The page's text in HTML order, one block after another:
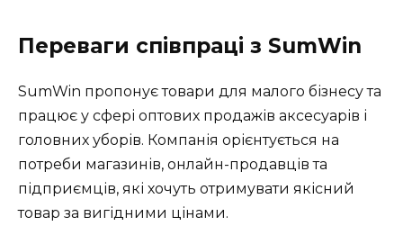
Переваги співпраці з SumWin
SumWin пропонує товари для малого бізнесу та
працює у сфері оптових продажів аксесуарів і
головних уборів. Компанія орієнтується на
потреби магазинів, онлайн-продавців та
підприємців, які хочуть отримувати якісний
товар за вигідними цінами.